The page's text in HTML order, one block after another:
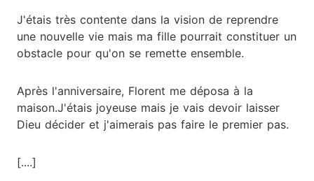
J'étais très contente dans la vision de reprendre
une nouvelle vie mais ma fille pourrait constituer un
obstacle pour qu'on se remette ensemble.
Après l'anniversaire, Florent me déposa à la
maison.J'étais joyeuse mais je vais devoir laisser
Dieu décider et j'aimerais pas faire le premier pas.
[....]